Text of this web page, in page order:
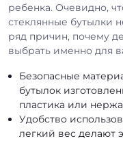
ребенка. Очевидно,
стеклянные бутылки
ряд причин, почему
выбрать именно для
Безопасные
бутылок
пластика или
Удобство
легкий вес делают